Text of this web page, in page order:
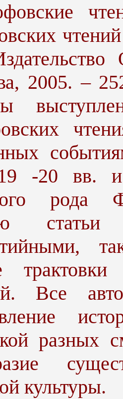
2005. –
-20 вв. и
рода
Все
разных
культуры.